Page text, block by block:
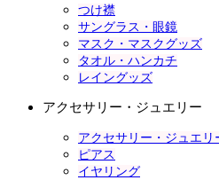
つけ襟
サングラス・眼鏡
マスク・マスクグッズ
タオル・ハンカチ
レイングッズ
アクセサリー・ジュエリー
アクセサリー・ジュエリ
ピアス
イヤリング